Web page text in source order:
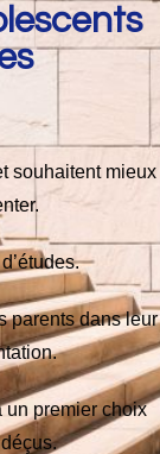
souhaitent mieux
parents dans leur
un premier choix